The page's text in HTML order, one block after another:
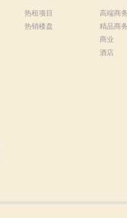
热租项目
热销楼盘
高端商
精品商
商业
酒店